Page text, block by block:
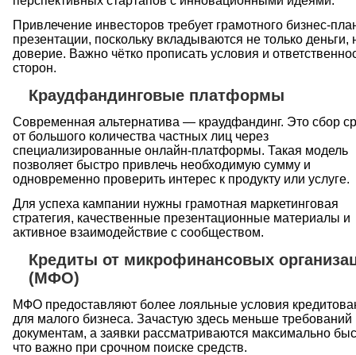
Привлечение инвесторов требует грамотного бизнес-
презентации, поскольку вкладываются не только деньги,
доверие. Важно чётко прописать условия и
сторон.
Краудфандинговые платформы
Современная альтернатива — краудфандинг. Это сбор
от большого количества частных лиц через
специализированные онлайн-платформы. Такая модель
позволяет быстро привлечь необходимую сумму и
одновременно проверить интерес к продукту или услуге.
Для успеха кампании нужны грамотная маркетинговая
стратегия, качественные презентационные материалы и
активное взаимодействие с сообществом.
Кредиты от микрофинансовых
(МФО)
МФО предоставляют более лояльные условия
для малого бизнеса. Зачастую здесь меньше требований
документам, а заявки рассматриваются максимально
что важно при срочном поиске средств.